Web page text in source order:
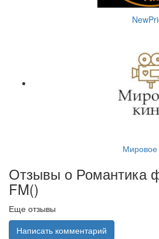
Мировое
Отзывы о Романтика
FM()
Еще отзывы
Написать комментарий